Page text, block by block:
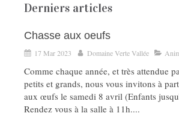
Derniers articles
Chasse aux oeufs
17 Mar 2023 Domaine Verte Vallée
Comme chaque année, et très attendue
petits et grands, nous vous invitons à
aux œufs le samedi 8 avril (Enfants
Rendez vous à la salle à 11h....